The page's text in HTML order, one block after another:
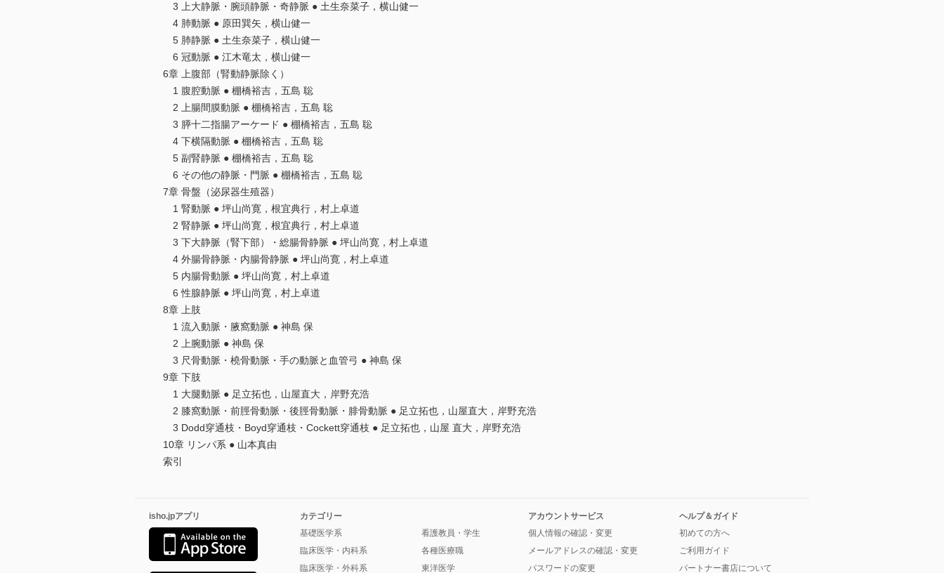
3 上大静脈・腕頭静脈・奇静脈 ● 土生奈菜子，横山健一
4 肺動脈 ● 原田巽矢，横山健一
5 肺静脈 ● 土生奈菜子，横山健一
6 冠動脈 ● 江木竜太，横山健一
6章 上腹部（腎動静脈除く）
1 腹腔動脈 ● 棚橋裕吉，五島 聡
2 上腸間膜動脈 ● 棚橋裕吉，五島 聡
3 膵十二指腸アーケード ● 棚橋裕吉，五島 聡
4 下横隔動脈 ● 棚橋裕吉，五島 聡
5 副腎静脈 ● 棚橋裕吉，五島 聡
6 その他の静脈・門脈 ● 棚橋裕吉，五島 聡
7章 骨盤（泌尿器生殖器）
1 腎動脈 ● 坪山尚寛，根宜典行，村上卓道
2 腎静脈 ● 坪山尚寛，根宜典行，村上卓道
3 下大静脈（腎下部）・総腸骨静脈 ● 坪山尚寛，村上卓道
4 外腸骨静脈・内腸骨静脈 ● 坪山尚寛，村上卓道
5 内腸骨動脈 ● 坪山尚寛，村上卓道
6 性腺静脈 ● 坪山尚寛，村上卓道
8章 上肢
1 流入動脈・腋窩動脈 ● 神島 保
2 上腕動脈 ● 神島 保
3 尺骨動脈・橈骨動脈・手の動脈と血管弓 ● 神島 保
9章 下肢
1 大腿動脈 ● 足立拓也，山屋直大，岸野充浩
2 膝窩動脈・前脛骨動脈・後脛骨動脈・腓骨動脈 ● 足立拓也，山屋直大，岸野充浩
3 Dodd穿通枝・Boyd穿通枝・Cockett穿通枝 ● 足立拓也，山屋 直大，岸野充浩
10章 リンパ系 ● 山本真由
索引
isho.jpアプリ
カテゴリー
基礎医学系
臨床医学・内科系
臨床医学・外科系
看護教員・学生
各種医療職
東洋医学
アカウントサービス
個人情報の確認・変更
メールアドレスの確認・変更
パスワードの変更
ヘルプ＆ガイド
初めての方へ
ご利用ガイド
パートナー書店について